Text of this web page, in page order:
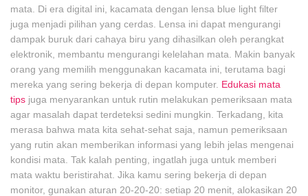
mata. Di era digital ini, kacamata dengan lensa blue light filter
juga menjadi pilihan yang cerdas. Lensa ini dapat mengurangi
dampak buruk dari cahaya biru yang dihasilkan oleh perangkat
elektronik, membantu mengurangi kelelahan mata. Makin banyak
orang yang memilih menggunakan kacamata ini, terutama bagi
mereka yang sering bekerja di depan komputer. Edukasi mata
tips juga menyarankan untuk rutin melakukan pemeriksaan mata
agar masalah dapat terdeteksi sedini mungkin. Terkadang, kita
merasa bahwa mata kita sehat-sehat saja, namun pemeriksaan
yang rutin akan memberikan informasi yang lebih jelas mengenai
kondisi mata. Tak kalah penting, ingatlah juga untuk memberi
mata waktu beristirahat. Jika kamu sering bekerja di depan
monitor, gunakan aturan 20-20-20: setiap 20 menit, alokasikan 20